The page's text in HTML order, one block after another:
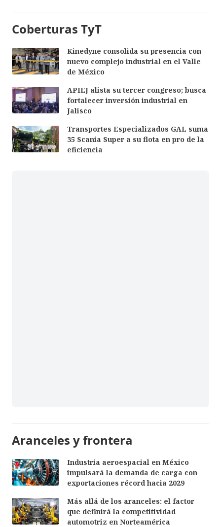
Coberturas TyT
Kinedyne consolida su presencia con
nuevo complejo industrial en el Valle
de México
APIEJ alista su tercer congreso; busca
fortalecer inversión industrial en
Jalisco
Transportes Especializados GAL suma
35 Scania Super a su flota en pro de la
eficiencia
Aranceles y frontera
Industria aeroespacial en México
impulsará la demanda de carga con
exportaciones récord hacia 2029
Más allá de los aranceles: el factor
que definirá la competitividad
automotriz en Norteamérica